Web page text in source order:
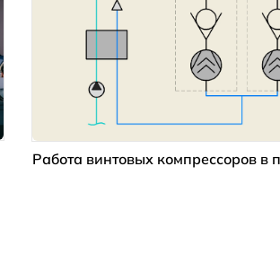
Работа винтовых компрессоров в